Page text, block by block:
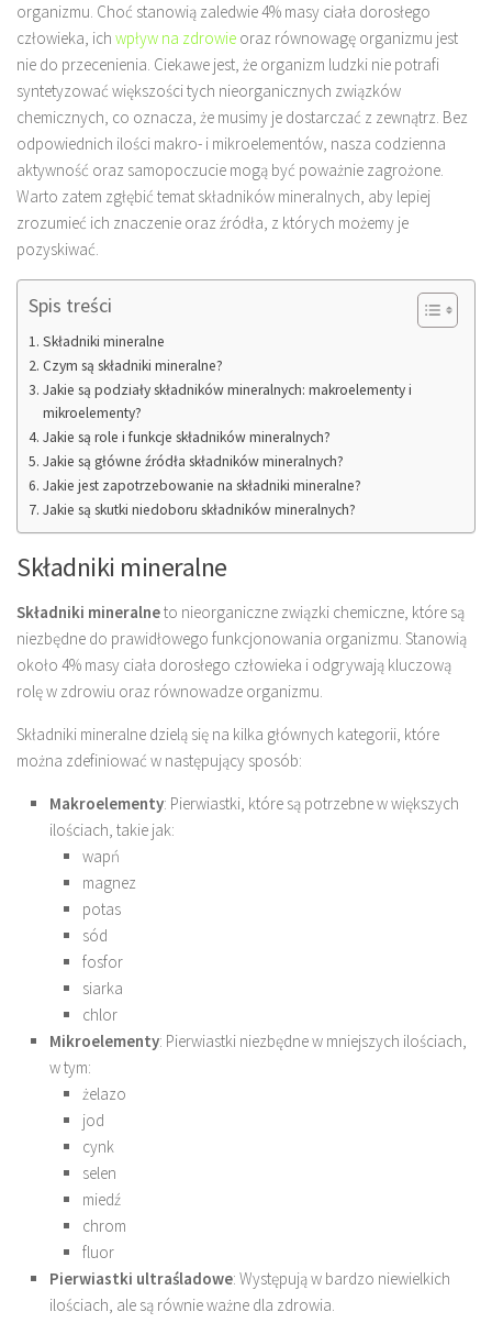
organizmu. Choć stanowią zaledwie 4% masy ciała dorosłego
człowieka, ich wpływ na zdrowie oraz równowagę organizmu jest
nie do przecenienia. Ciekawe jest, że organizm ludzki nie potrafi
syntetyzować większości tych nieorganicznych związków
chemicznych, co oznacza, że musimy je dostarczać z zewnątrz. Bez
odpowiednich ilości makro- i mikroelementów, nasza codzienna
aktywność oraz samopoczucie mogą być poważnie zagrożone.
Warto zatem zgłębić temat składników mineralnych, aby lepiej
zrozumieć ich znaczenie oraz źródła, z których możemy je
pozyskiwać.
Spis treści
Składniki mineralne
Czym są składniki mineralne?
Jakie są podziały składników mineralnych: makroelementy i
mikroelementy?
Jakie są role i funkcje składników mineralnych?
Jakie są główne źródła składników mineralnych?
Jakie jest zapotrzebowanie na składniki mineralne?
Jakie są skutki niedoboru składników mineralnych?
Składniki mineralne
Składniki mineralneto nieorganiczne związki chemiczne, które są
niezbędne do prawidłowego funkcjonowania organizmu. Stanowią
około 4% masy ciała dorosłego człowieka i odgrywają kluczową
rolę w zdrowiu oraz równowadze organizmu.
Składniki mineralne dzielą się na kilka głównych kategorii, które
można zdefiniować w następujący sposób:
Makroelementy: Pierwiastki, które są potrzebne w większych
ilościach, takie jak:
wapń
magnez
potas
sód
fosfor
siarka
chlor
Mikroelementy: Pierwiastki niezbędne w mniejszych ilościach,
w tym:
żelazo
jod
cynk
selen
miedź
chrom
fluor
Pierwiastki ultraśladowe: Występują w bardzo niewielkich
ilościach, ale są równie ważne dla zdrowia.